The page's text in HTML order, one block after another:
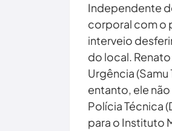
Independente
corporal com o
interveio
do local.
Urgência
entanto, ele
Polícia Técnica
para o Instituto